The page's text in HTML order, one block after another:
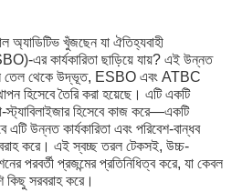
অ্যাডিটিভ খুঁজছেন যা ঐতিহ্যবাহী
এর কার্যকারিতা ছাড়িয়ে যায়? এই উন্নত
তেল থেকে উদ্ভূত, ESBO এবং ATBC
হিসেবে তৈরি করা হয়েছে। এটি একটি
স্ট্যাবিলাইজার হিসেবে কাজ করে—একটি
উন্নত কার্যকারিতা এবং পরিবেশ-বান্ধব
করে। এই স্বচ্ছ তরল টেকসই, উচ্চ-
পরবর্তী প্রজন্মের প্রতিনিধিত্ব করে, যা কেবল
কিছু সরবরাহ করে।